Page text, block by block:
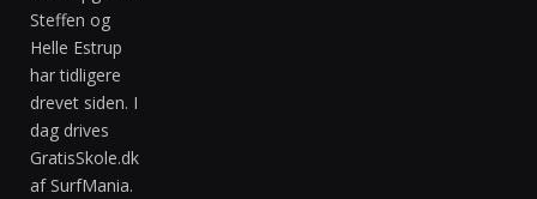
Steffen og
Helle Estrup
har tidligere
drevet siden. I
dag drives
GratisSkole.dk
af SurfMania.